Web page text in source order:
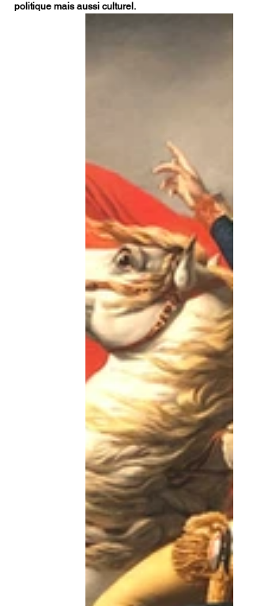
politique mais aussi culturel.